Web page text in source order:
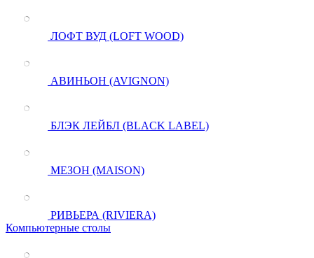
ЛОФТ ВУД (LOFT WOOD)
АВИНЬОН (AVIGNON)
БЛЭК ЛЕЙБЛ (BLACK LABEL)
МЕЗОН (MAISON)
РИВЬЕРА (RIVIERA)
Компьютерные столы